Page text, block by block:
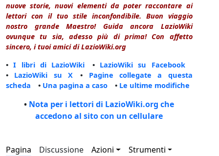
nuove storie, nuovi elementi da poter raccontare ai
lettori con il tuo stile inconfondibile. Buon viaggio
nostro grande Maestro! Guida ancora LazioWiki
ovunque tu sia, adesso più di prima! Con affetto
sincero, i tuoi amici di LazioWiki.org
•I libri di LazioWiki • LazioWiki su Facebook
• LazioWiki su X • Pagine collegate a questa
scheda • Una pagina a caso • Le ultime modifiche
• Nota per i lettori di LazioWiki.org che
accedono al sito con un cellulare
Pagina Discussione Azioni Strumenti